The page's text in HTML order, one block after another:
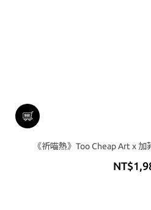
《祈喵熱》Too Cheap Art x